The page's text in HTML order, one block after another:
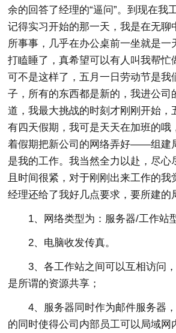
余的回答了经理的“逼问”。到现在我
记得实习开始的那一天，我是在无聊
所事事，几乎在办公桌前一坐就是一
打瞌睡了，真希望可以有人叫我帮忙
可不是这样了，五月一日劳动节是我
子，所有的东西都是新的，我进公司
道，我最大挑战的时刻才刚刚开始，
有四天假期，我可是天天在加班的哦
着假期把新公司的网络弄好——组建
是我的工作。我当然全力以赴，尽心
且时间很紧，对于刚刚出来工作的我
经理还给了我好几点要求，要所建的
1、网络类型为：服务器/工作站
2、电脑收发传真。
3、各工作站之间可以互相访问
是所谓的资源共享；
4、服务器同时作为邮件服务器
的同时使得公司内部员工可以局域网